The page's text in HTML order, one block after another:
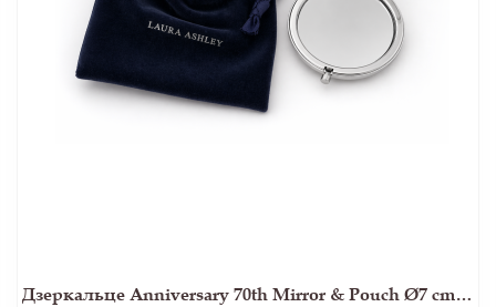
Дзеркальце Anniversary 70th Mirror & Pouch Ø7 cm (Royal Bloom)